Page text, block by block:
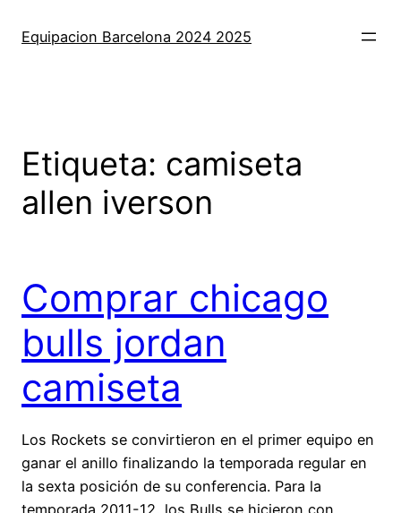
Equipacion Barcelona 2024 2025
Etiqueta: camiseta
allen iverson
Comprar chicago
bulls jordan
camiseta
Los Rockets se convirtieron en el primer equipo en
ganar el anillo finalizando la temporada regular en
la sexta posición de su conferencia. Para la
temporada 2011-12, los Bulls se hicieron con